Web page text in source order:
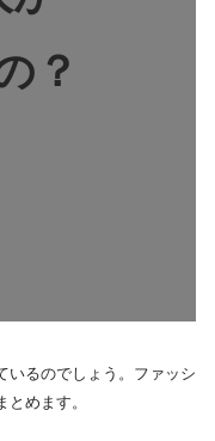
？
いるのでしょう。ファッシ
めます。